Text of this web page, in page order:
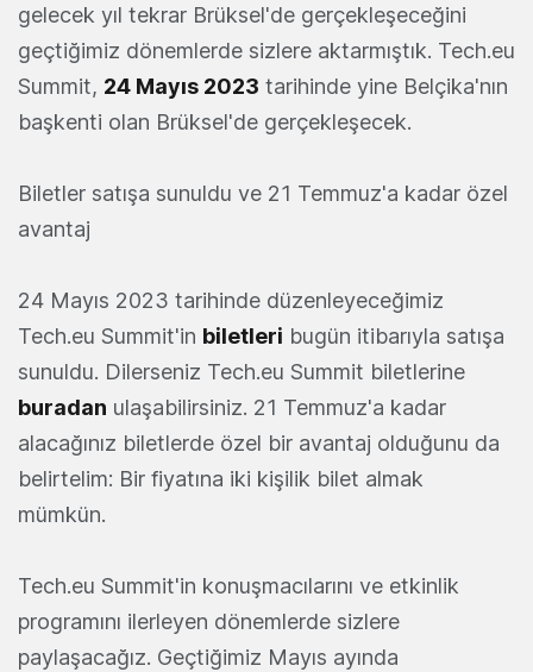
gelecek yıl tekrar Brüksel'de gerçekleşeceğini
geçtiğimiz dönemlerde sizlere aktarmıştık. Tech.eu
Summit, 24 Mayıs 2023 tarihinde yine Belçika'nın
başkenti olan Brüksel'de gerçekleşecek.
Biletler satışa sunuldu ve 21 Temmuz'a kadar özel
avantaj
24 Mayıs 2023 tarihinde düzenleyeceğimiz
Tech.eu Summit'in biletleri bugün itibarıyla satışa
sunuldu. Dilerseniz Tech.eu Summit biletlerine
buradan ulaşabilirsiniz. 21 Temmuz'a kadar
alacağınız biletlerde özel bir avantaj olduğunu da
belirtelim: Bir fiyatına iki kişilik bilet almak
mümkün.
Tech.eu Summit'in konuşmacılarını ve etkinlik
programını ilerleyen dönemlerde sizlere
paylaşacağız. Geçtiğimiz Mayıs ayında